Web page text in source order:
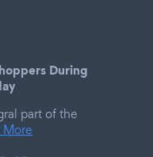
During
part of the
More